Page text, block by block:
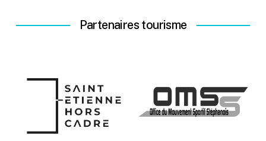
Partenaires tourisme